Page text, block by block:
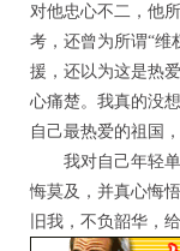
对他忠心不二，他
考，还曾为所谓“维
援，还以为这是热
心痛楚。我真的没
自己最热爱的祖国
我对自己年轻单
悔莫及，并真心悔
旧我，不负韶华，